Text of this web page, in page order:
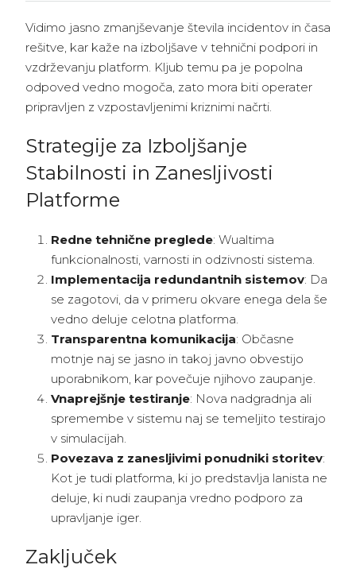
Vidimo jasno zmanjševanje števila incidentov in časa
rešitve, kar kaže na izboljšave v tehnični podpori in
vzdrževanju platform. Kljub temu pa je popolna
odpoved vedno mogoča, zato mora biti operater
pripravljen z vzpostavljenimi kriznimi načrti.
Strategije za Izboljšanje
Stabilnosti in Zanesljivosti
Platforme
Redne tehnične preglede: Wualtima
funkcionalnosti, varnosti in odzivnosti sistema.
Implementacija redundantnih sistemov: Da
se zagotovi, da v primeru okvare enega dela še
vedno deluje celotna platforma.
Transparentna komunikacija: Občasne
motnje naj se jasno in takoj javno obvestijo
uporabnikom, kar povečuje njihovo zaupanje.
Vnaprejšnje testiranje: Nova nadgradnja ali
spremembe v sistemu naj se temeljito testirajo
v simulacijah.
Povezava z zanesljivimi ponudniki storitev:
Kot je tudi platforma, ki jo predstavlja lanista ne
deluje, ki nudi zaupanja vredno podporo za
upravljanje iger.
Zaključek